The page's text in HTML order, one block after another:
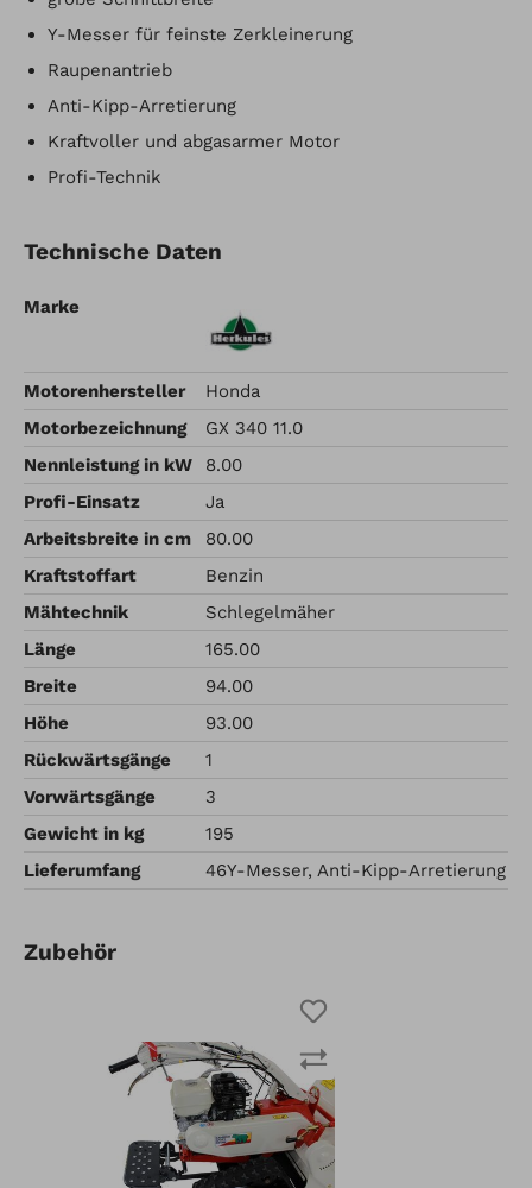
Y-Messer für feinste Zerkleinerung
Raupenantrieb
Anti-Kipp-Arretierung
Kraftvoller und abgasarmer Motor
Profi-Technik
Technische Daten
Marke
Motorenhersteller
Honda
Motorbezeichnung
GX 340 11.0
Nennleistung in kW
8.00
Profi-Einsatz
Ja
Arbeitsbreite in cm
80.00
Kraftstoffart
Benzin
Mähtechnik
Schlegelmäher
Länge
165.00
Breite
94.00
Höhe
93.00
Rückwärtsgänge
1
Vorwärtsgänge
3
Gewicht in kg
195
Lieferumfang
46Y-Messer, Anti-Kipp-Arretierung
Zubehör